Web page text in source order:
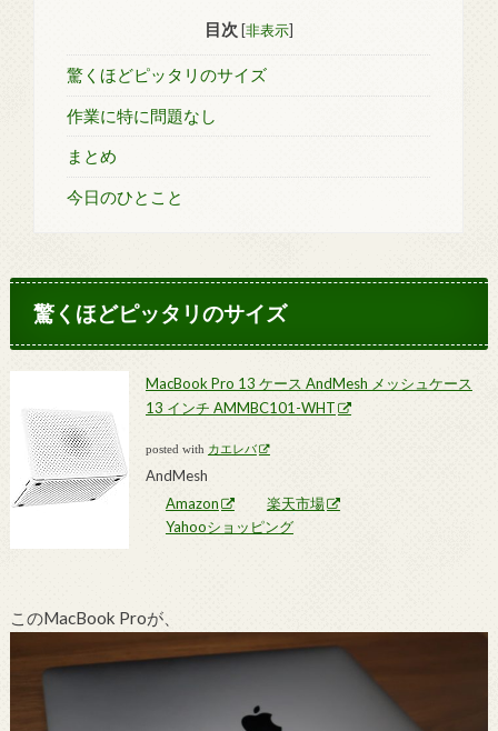
目次 [非表示]
驚くほどピッタリのサイズ
作業に特に問題なし
まとめ
今日のひとこと
驚くほどピッタリのサイズ
MacBook Pro 13 ケース AndMesh メッシュケース
13 インチ AMMBC101-WHT
posted with カエレバ
AndMesh
Amazon
楽天市場
Yahooショッピング
このMacBook Proが、